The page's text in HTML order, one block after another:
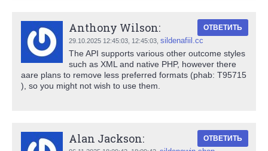
Anthony Wilson:
29.10.2025 12:45:03, 12:45:03 sildenafiil.cc
ОТВЕТИТЬ
The API supports various other outcome styles
such as XML and native PHP, however there
aare plans to remove less preferred formats (phab: T95715
), so you might not wish to use them.
Alan Jackson: ОТВЕТИТЬ